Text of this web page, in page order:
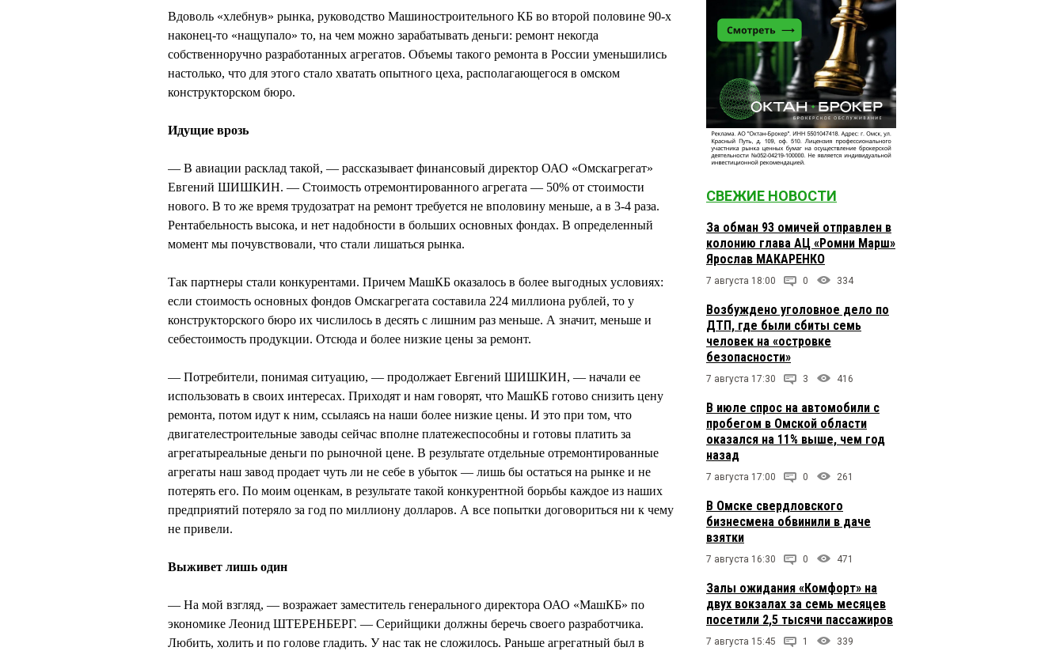
Вдоволь «хлебнув» рынка, руководство Машиностроительного КБ во второй половине 90-х
наконец-то «нащупало» то, на чем можно зарабатывать деньги: ремонт некогда
собственноручно разработанных агрегатов. Объемы такого ремонта в России уменьшились
настолько, что для этого стало хватать опытного цеха, располагающегося в омском
конструкторском бюро.
Идущие врозь
— В авиации расклад такой, — рассказывает финансовый директор ОАО «Омскагрегат»
Евгений ШИШКИН. — Стоимость отремонтированного агрегата — 50% от стоимости
нового. В то же время трудозатрат на ремонт требуется не вполовину меньше, а в 3-4 раза.
Рентабельность высока, и нет надобности в больших основных фондах. В определенный
момент мы почувствовали, что стали лишаться рынка.
Так партнеры стали конкурентами. Причем МашКБ оказалось в более выгодных условиях:
если стоимость основных фондов Омскагрегата составила 224 миллиона рублей, то у
конструкторского бюро их числилось в десять с лишним раз меньше. А значит, меньше и
себестоимость продукции. Отсюда и более низкие цены за ремонт.
— Потребители, понимая ситуацию, — продолжает Евгений ШИШКИН, — начали ее
использовать в своих интересах. Приходят и нам говорят, что МашКБ готово снизить цену
ремонта, потом идут к ним, ссылаясь на наши более низкие цены. И это при том, что
двигателестроительные заводы сейчас вполне платежеспособны и готовы платить за
агрегатыреальные деньги по рыночной цене. В результате отдельные отремонтированные
агрегаты наш завод продает чуть ли не себе в убыток — лишь бы остаться на рынке и не
потерять его. По моим оценкам, в результате такой конкурентной борьбы каждое из наших
предприятий потеряло за год по миллиону долларов. А все попытки договориться ни к чему
не привели.
Выживет лишь один
— На мой взгляд, — возражает заместитель генерального директора ОАО «МашКБ» по
экономике Леонид ШТЕРЕНБЕРГ. — Серийщики должны беречь своего разработчика.
Любить, холить и по голове гладить. У нас так не сложилось. Раньше агрегатный был в
СВЕЖИЕ НОВОСТИ
За обман 93 омичей отправлен в
колонию глава АЦ «Ромни Марш»
Ярослав МАКАРЕНКО
7 августа 18:00 0 334
Возбуждено уголовное дело по
ДТП, где были сбиты семь
человек на «островке
безопасности»
7 августа 17:30 3 416
В июле спрос на автомобили с
пробегом в Омской области
оказался на 11% выше, чем год
назад
7 августа 17:00 0 261
В Омске свердловского
бизнесмена обвинили в даче
взятки
7 августа 16:30 0 471
Залы ожидания «Комфорт» на
двух вокзалах за семь месяцев
посетили 2,5 тысячи пассажиров
7 августа 15:45 1 339